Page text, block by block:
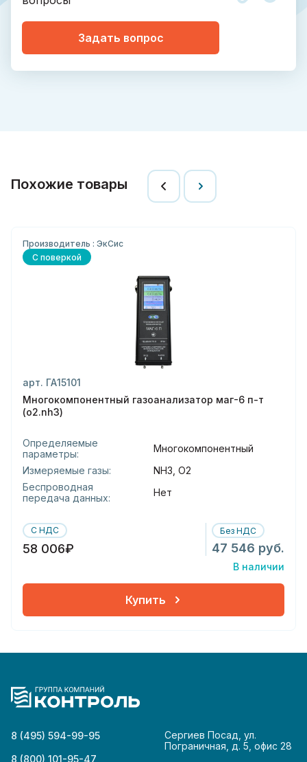
Задать вопрос
Похожие товары
Производитель : ЭкСис
С поверкой
арт. ГА15101
Многокомпонентный газоанализатор маг-6 п-т
(o2.nh3)
Определяемые
параметры:
Многокомпонентный
Измеряемые газы:
NH3, O2
Беспроводная
передача данных:
Нет
С НДС
58 006₽
Без НДС
47 546 руб.
В наличии
Купить
8 (495) 594-99-95
8 (800) 101-95-47
Сергиев Посад, ул.
Пограничная, д. 5, офис 28